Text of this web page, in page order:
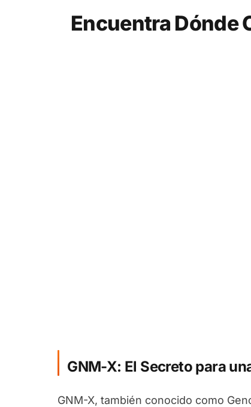
Encuentra Dónde
GNM-X: El Secreto para
GNM-X, también conocido como